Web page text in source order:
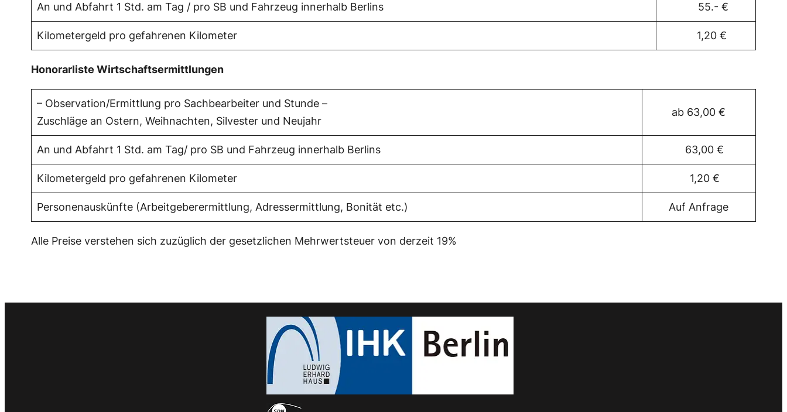
An und Abfahrt 1 Std. am Tag / pro SB und Fahrzeug innerhalb Berlins 55.- €
Kilometergeld pro gefahrenen Kilometer 1,20 €
Honorarliste Wirtschaftsermittlungen
– Observation/Ermittlung pro Sachbearbeiter und Stunde –
Zuschläge an Ostern, Weihnachten, Silvester und Neujahr
ab 63,00 €
An und Abfahrt 1 Std. am Tag/ pro SB und Fahrzeug innerhalb Berlins 63,00 €
Kilometergeld pro gefahrenen Kilometer 1,20 €
Personenauskünfte (Arbeitgeberermittlung, Adressermittlung, Bonität etc.) Auf Anfrage
Alle Preise verstehen sich zuzüglich der gesetzlichen Mehrwertsteuer von derzeit 19%